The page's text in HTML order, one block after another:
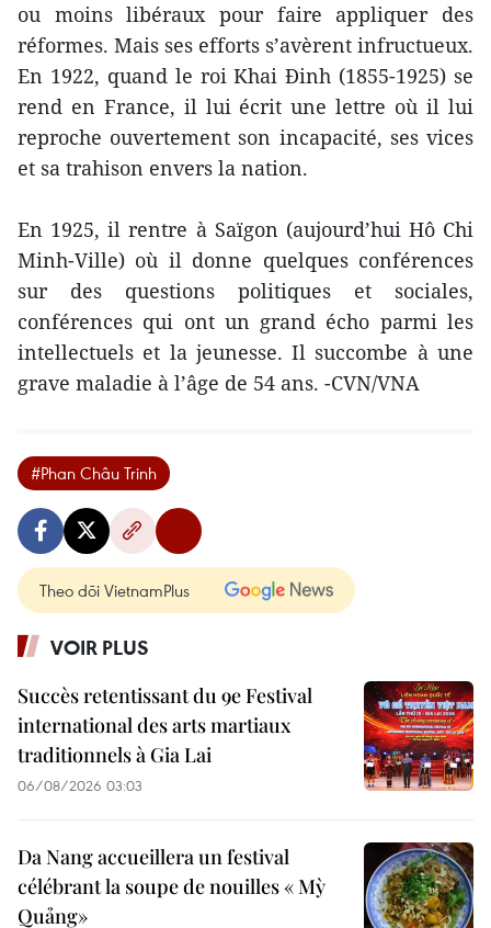
ou moins libéraux pour faire appliquer des
réformes. Mais ses efforts s’avèrent infructueux.
En 1922, quand le roi Khai Ðinh (1855-1925) se
rend en France, il lui écrit une lettre où il lui
reproche ouvertement son incapacité, ses vices
et sa trahison envers la nation.
En 1925, il rentre à Saïgon (aujourd’hui Hô Chi
Minh-Ville) où il donne quelques conférences
sur des questions politiques et sociales,
conférences qui ont un grand écho parmi les
intellectuels et la jeunesse. Il succombe à une
grave maladie à l’âge de 54 ans. -CVN/VNA
#Phan Châu Trinh
Theo dõi VietnamPlus
VOIR PLUS
Succès retentissant du 9e Festival
international des arts martiaux
traditionnels à Gia Lai
06/08/2026 03:03
Da Nang accueillera un festival
célébrant la soupe de nouilles « Mỳ
Quảng»